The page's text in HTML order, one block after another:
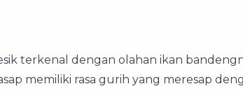
terkenal dengan olahan ikan
memiliki rasa gurih yang meresap